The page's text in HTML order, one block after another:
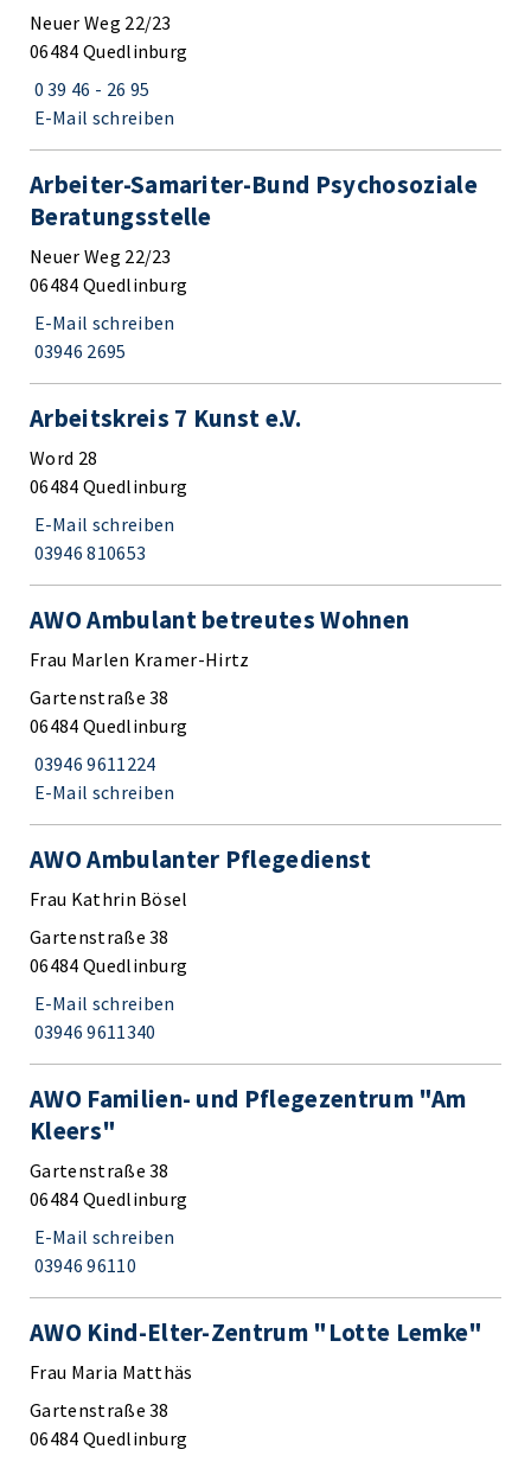
Neuer Weg 22/23
06484 Quedlinburg
0 39 46 - 26 95
E-Mail schreiben
Arbeiter-Samariter-Bund Psychosoziale
Beratungsstelle
Neuer Weg 22/23
06484 Quedlinburg
E-Mail schreiben
03946 2695
Arbeitskreis 7 Kunst e.V.
Word 28
06484 Quedlinburg
E-Mail schreiben
03946 810653
AWO Ambulant betreutes Wohnen
Frau Marlen Kramer-Hirtz
Gartenstraße 38
06484 Quedlinburg
03946 9611224
E-Mail schreiben
AWO Ambulanter Pflegedienst
Frau Kathrin Bösel
Gartenstraße 38
06484 Quedlinburg
E-Mail schreiben
03946 9611340
AWO Familien- und Pflegezentrum "Am
Kleers"
Gartenstraße 38
06484 Quedlinburg
E-Mail schreiben
03946 96110
AWO Kind-Elter-Zentrum "Lotte Lemke"
Frau Maria Matthäs
Gartenstraße 38
06484 Quedlinburg